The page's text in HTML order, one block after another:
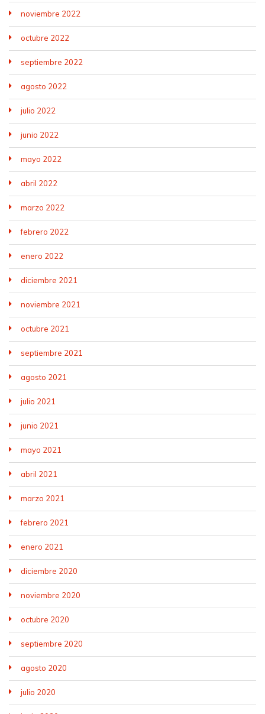
noviembre 2022
octubre 2022
septiembre 2022
agosto 2022
julio 2022
junio 2022
mayo 2022
abril 2022
marzo 2022
febrero 2022
enero 2022
diciembre 2021
noviembre 2021
octubre 2021
septiembre 2021
agosto 2021
julio 2021
junio 2021
mayo 2021
abril 2021
marzo 2021
febrero 2021
enero 2021
diciembre 2020
noviembre 2020
octubre 2020
septiembre 2020
agosto 2020
julio 2020